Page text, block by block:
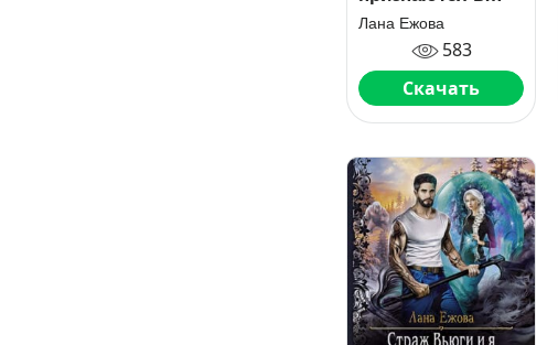
любви
Лана Ежова
583
Скачать